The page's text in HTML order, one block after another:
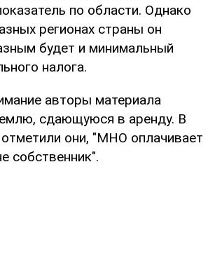
по области. Однако
регионах страны он
будет и минимальный
налога.
авторы материала
сдающуюся в аренду. В
отметили они, "МНО оплачивает
собственник".